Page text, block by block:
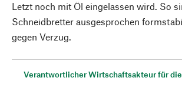
Letzt noch mit Öl eingelassen wird. So
Schneidbretter ausgesprochen
gegen Verzug.
Verantwortlicher Wirtschaftsakteur für die